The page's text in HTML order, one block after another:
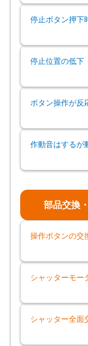
停止ボタン押下
停止位置の低下
ボタン操作が反
作動音はするが
部品交換
操作ボタンの交
シャッターモー
シャッター全面